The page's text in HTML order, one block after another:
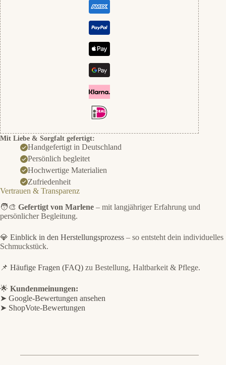
Mit Liebe & Sorgfalt gefertigt:
Handgefertigt in Deutschland
Persönlich begleitet
Hochwertige Materialien
Zufriedenheit
Vertrauen & Transparenz
🧑‍🎨 Gefertigt von Marlene – mit langjähriger Erfahrung und
persönlicher Begleitung.
💎 Einblick in den Herstellungsprozess – so entsteht dein individuelles
Schmuckstück.
📌 Häufige Fragen (FAQ) zu Bestellung, Haltbarkeit & Pflege.
🌟 Kundenmeinungen:
➤ Google-Bewertungen ansehen
➤ ShopVote-Bewertungen